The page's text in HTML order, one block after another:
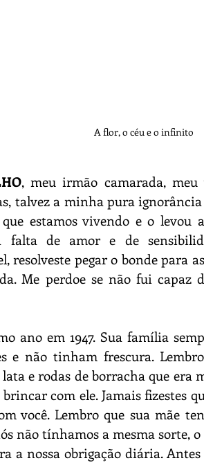
A flor, o céu e o infinito
, meu irmão camarada,
talvez a minha pura
estamos vivendo e o levou
falta de amor e de
resolveste pegar o bonde para
Me perdoe se não fui capaz
ano em 1947. Sua família
e não tinham frescura.
e rodas de borracha que era
com ele. Jamais fizestes
você. Lembro que sua mãe
não tínhamos a mesma sorte,
a nossa obrigação diária.